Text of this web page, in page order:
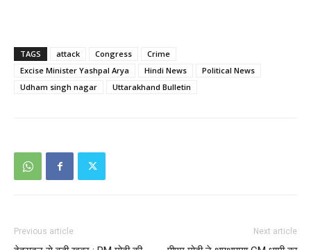
TAGS attack Congress
Crime
Excise Minister Yashpal Arya
Hindi News
Political News
Udham singh nagar
Uttarakhand Bulletin
Previous article Next article